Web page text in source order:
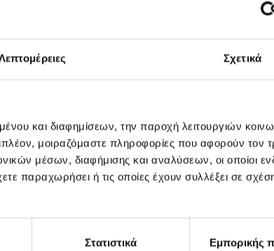
Σχετικά
και διαφημίσεων, την παροχή λειτουργιών
μοιραζόμαστε πληροφορίες που αφορούν τον
μέσων, διαφήμισης και αναλύσεων, οι οποίοι
παραχωρήσει ή τις οποίες έχουν συλλέξει σε
Στατιστικά Εμπορικής